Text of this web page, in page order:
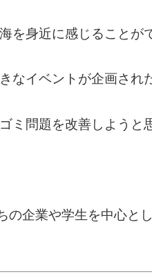
を身近に感じることが
なイベントが企画され
ミ問題を改善しようと
の企業や学生を中心と